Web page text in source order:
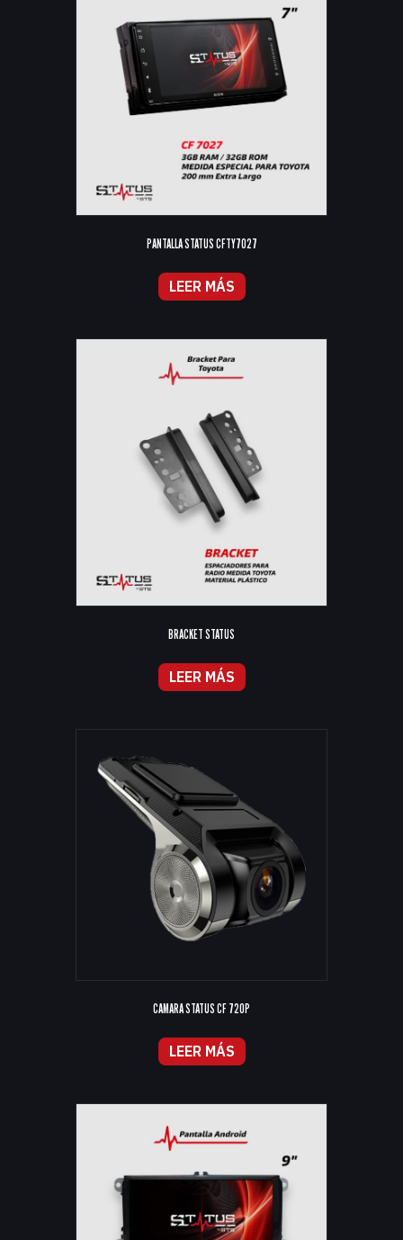
PANTALLA STATUS CFTY7027
LEER MÁS
BRACKET STATUS
LEER MÁS
CAMARA STATUS CF 720P
LEER MÁS